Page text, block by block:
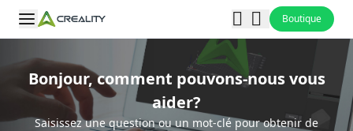
Boutique
Bonjour, comment pouvons-nous vous
aider?
Saisissez une question ou un mot-clé pour obtenir de